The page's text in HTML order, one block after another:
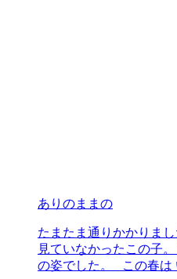
ありのままの
たまたま通りかかりま
見ていなかったこの子
の姿でした。 この春は